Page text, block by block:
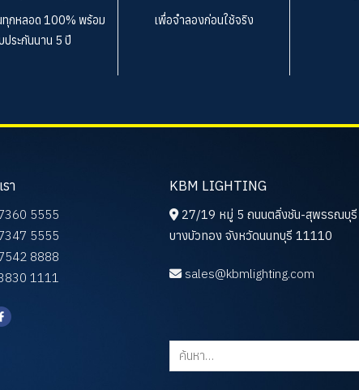
ทุกหลอด 100% พร้อม
ประกันนาน 5 ปี
เพื่อจำลองก่อนใช้จริง
า
5555
5555
8888
1111
KBM LIGHTING
27/19 หมู่ 5 ถนนตลิ่งชัน-สุพรรณบุรี
บางบัวทอง จังหวัดนนทบุรี 11110
sales@kbmlighting.com
ค้นหา: